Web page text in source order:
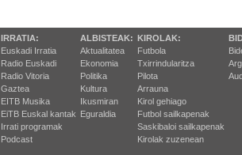
IRRATIA:
Euskadi Irratia
Radio Euskadi
Radio Vitoria
Gaztea
EITB Musika
EiTB Euskal kantak
Irrati programak
Podcast
ALBISTEAK:
Aktualitatea
Ekonomia
Politika
Kultura
Ikusmiran
Eguraldia
KIROLAK:
Futbola
Txirrindularitza
Pilota
Arrauna
Kirol gehiago
Futbol sailkapenak
Saskibaloi sailkapenak
Kirolak zuzenean